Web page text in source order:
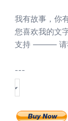
我有故事，你
您喜欢我的文
支持 ——— 请
---